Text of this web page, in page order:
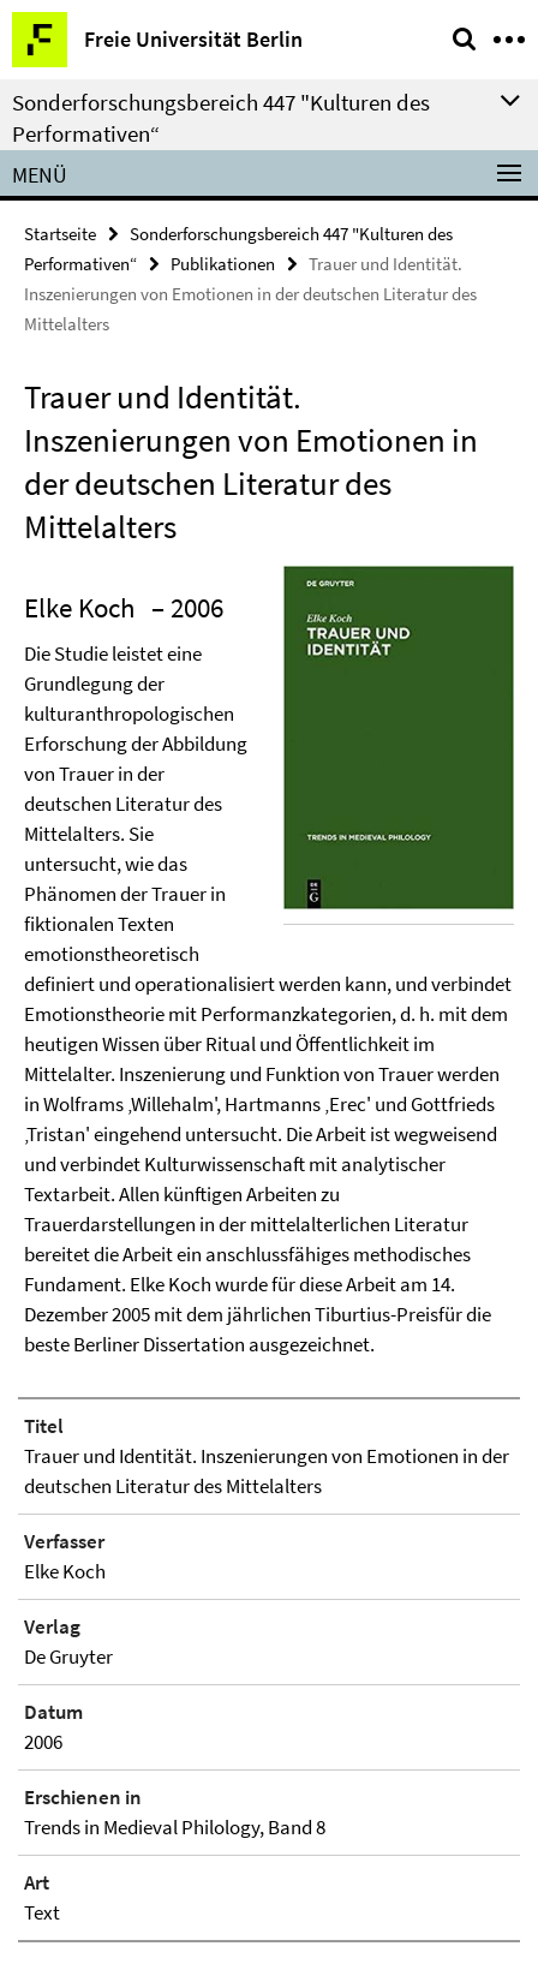
Springe
direkt
zu
Inhalt
Freie Universität Berlin
Service-
Navigation
Sonderforschungsbereich 447 "Kulturen des
Performativen“
MENÜ
Startseite
Sonderforschungsbereich 447 "Kulturen des
Performativen“
Publikationen
Trauer und Identität.
Inszenierungen von Emotionen in der deutschen Literatur des
Mittelalters
Trauer und Identität.
Inszenierungen von Emotionen in
der deutschen Literatur des
Mittelalters
Elke Koch – 2006
Die Studie leistet eine
Grundlegung der
kulturanthropologischen
Erforschung der Abbildung
von Trauer in der
deutschen Literatur des
Mittelalters. Sie
untersucht, wie das
Phänomen der Trauer in
fiktionalen Texten
emotionstheoretisch
definiert und operationalisiert werden kann, und verbindet
Emotionstheorie mit Performanzkategorien, d. h. mit dem
heutigen Wissen über Ritual und Öffentlichkeit im
Mittelalter. Inszenierung und Funktion von Trauer werden
in Wolframs ‚Willehalm', Hartmanns ‚Erec' und Gottfrieds
‚Tristan' eingehend untersucht. Die Arbeit ist wegweisend
und verbindet Kulturwissenschaft mit analytischer
Textarbeit. Allen künftigen Arbeiten zu
Trauerdarstellungen in der mittelalterlichen Literatur
bereitet die Arbeit ein anschlussfähiges methodisches
Fundament. Elke Koch wurde für diese Arbeit am 14.
Dezember 2005 mit dem jährlichen Tiburtius-Preisfür die
beste Berliner Dissertation ausgezeichnet.
Titel
Trauer und Identität. Inszenierungen von Emotionen in der
deutschen Literatur des Mittelalters
Verfasser
Elke Koch
Verlag
De Gruyter
Datum
2006
Erschienen in
Trends in Medieval Philology, Band 8
Art
Text